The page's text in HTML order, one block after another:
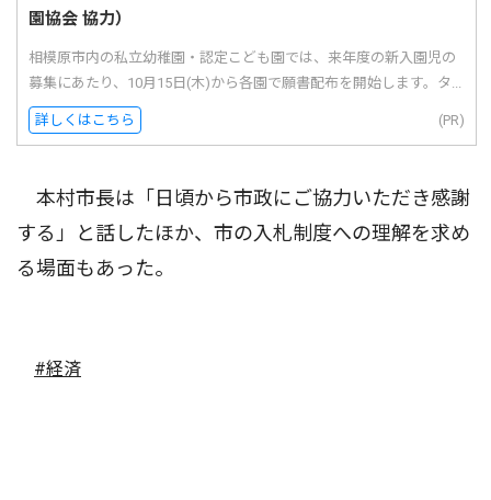
園協会 協力）
相模原市内の私立幼稚園・認定こども園では、来年度の新入園児の
募集にあたり、10月15日(木)から各園で願書配布を開始します。タ...
詳しくはこちら (PR)
本村市長は「日頃から市政にご協力いただき感謝
する」と話したほか、市の入札制度への理解を求め
る場面もあった。
#経済